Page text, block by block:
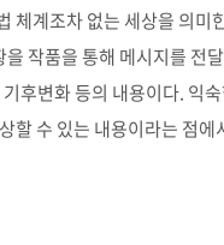
체계조차 없는 세상을 의미
작품을 통해 메시지를 전
후변화 등의 내용이다. 익
할 수 있는 내용이라는 점